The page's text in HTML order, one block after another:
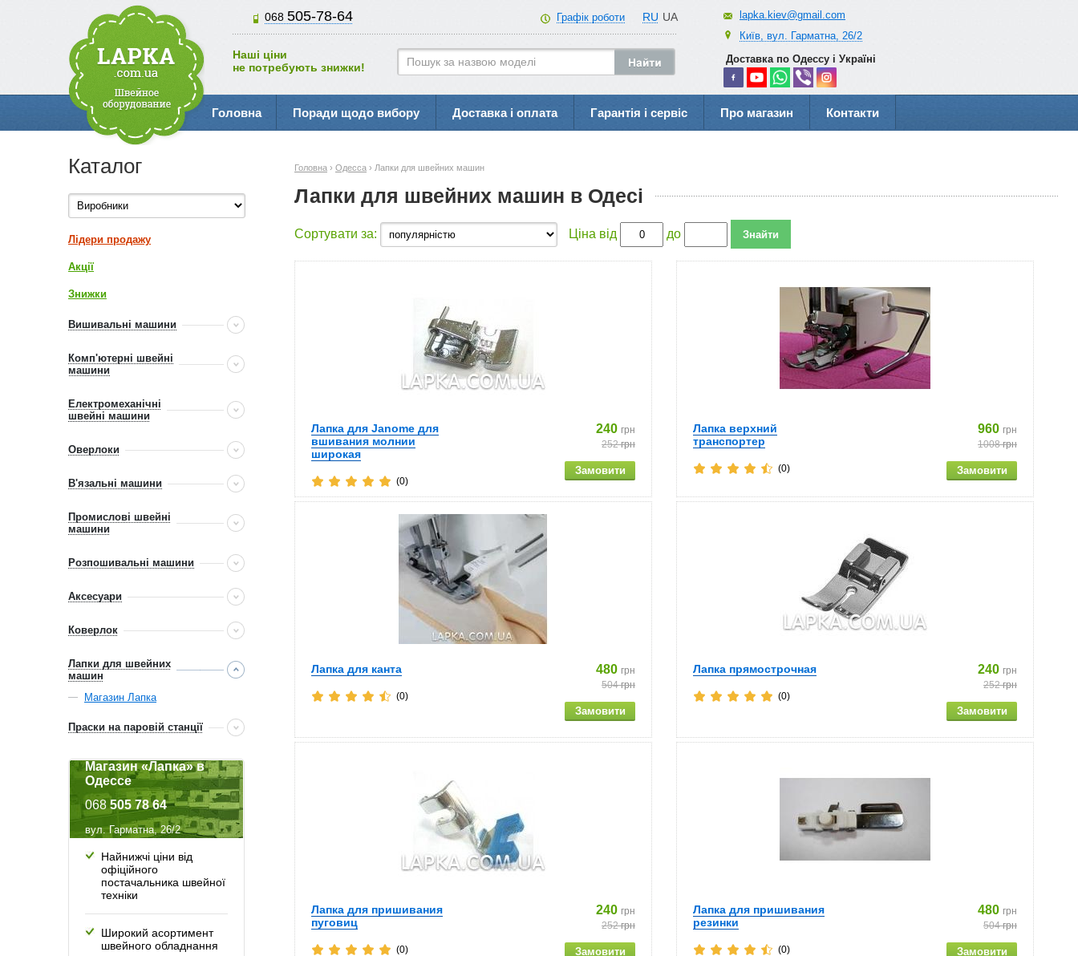
068 505-78-64 RU UA
Графік роботи
Наші ціни
не потребують знижки!
lapka.kiev@gmail.com
Київ, вул. Гарматна, 26/2
Доставка по Одессу і Україні
Головна Поради щодо вибору Доставка і оплата Гарантія і сервіс Про магазин Контакти
Головна › Одесса › Лапки для швейних машин
Лапки для швейних машин в Одесі
Сортувати за: Ціна від до
Лапка для Janome для
вшивания молнии
широкая
240 грн
252грн
(0)
Лапка верхний
транспортер
960 грн
1008грн
(0)
Лапка для канта 480 грн
504грн
(0)
Лапка прямострочная 240 грн
252грн
(0)
Лапка для пришивания
пуговиц
240 грн
252грн
(0)
Лапка для пришивания
резинки
480 грн
504грн
(0)
Каталог
Лідери продажу
Акції
Знижки
Вишивальні машини
Комп'ютерні швейні
машини
Електромеханічні
швейні машини
Оверлоки
В'язальні машини
Промислові швейні
машини
Розпошивальні машини
Аксесуари
Коверлок
Лапки для швейних
машин
Магазин Лапка
Праски на паровій станції
Магазин «Лапка» в
Одессе
068 505 78 64
вул. Гарматна, 26/2
Найнижчі ціни від
офіційного
постачальника швейної
техніки
Широкий асортимент
швейного обладнання